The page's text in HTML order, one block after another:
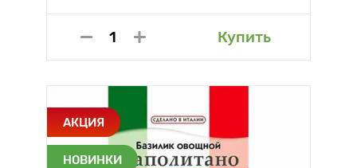
Купить
АКЦИЯ
НОВИНКИ